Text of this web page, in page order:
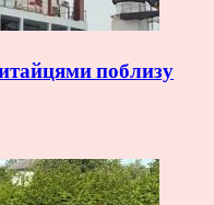
поблизу